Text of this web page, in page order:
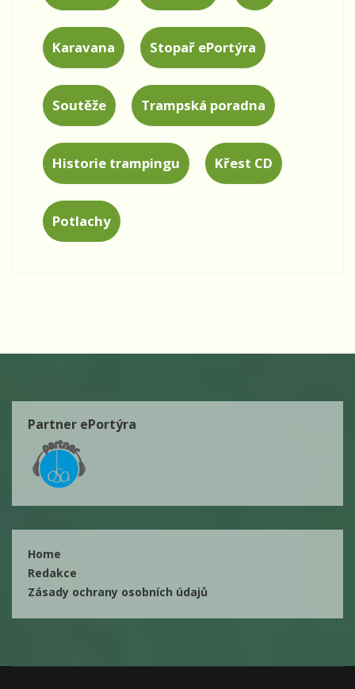
Karavana Stopař ePortýra
Soutěže Trampská poradna
Historie trampingu Křest CD
Potlachy
Partner ePortýra
Home
Redakce
Zásady ochrany osobních údajů